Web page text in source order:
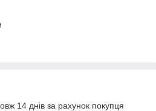
14 днів за рахунок покупця